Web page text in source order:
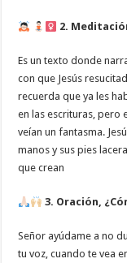
2.
Es un texto donde
con que Jesús
recuerda que ya les
en las escrituras, pero
veían un fantasma.
manos y sus pies
que crean
3. Oración,
Señor ayúdame a no
tu voz, cuando te vea